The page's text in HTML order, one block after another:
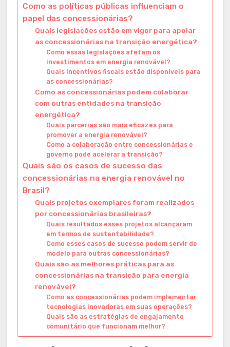
Como as políticas públicas influenciam o
papel das concessionárias?
Quais legislações estão em vigor para apoiar
as concessionárias na transição energética?
Como essas legislações afetam os
investimentos em energia renovável?
Quais incentivos fiscais estão disponíveis para
as concessionárias?
Como as concessionárias podem colaborar
com outras entidades na transição
energética?
Quais parcerias são mais eficazes para
promover a energia renovável?
Como a colaboração entre concessionárias e
governo pode acelerar a transição?
Quais são os casos de sucesso das
concessionárias na energia renovável no
Brasil?
Quais projetos exemplares foram realizados
por concessionárias brasileiras?
Quais resultados esses projetos alcançaram
em termos de sustentabilidade?
Como esses casos de sucesso podem servir de
modelo para outras concessionárias?
Quais são as melhores práticas para as
concessionárias na transição para energia
renovável?
Como as concessionárias podem implementar
tecnologias inovadoras em suas operações?
Quais são as estratégias de engajamento
comunitário que funcionam melhor?